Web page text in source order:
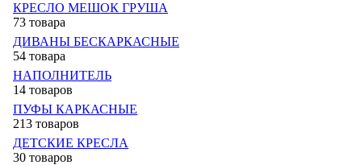
КРЕСЛО МЕШОК ГРУША
73 товара
ДИВАНЫ БЕСКАРКАСНЫЕ
54 товара
НАПОЛНИТЕЛЬ
14 товаров
ПУФЫ КАРКАСНЫЕ
213 товаров
ДЕТСКИЕ КРЕСЛА
30 товаров